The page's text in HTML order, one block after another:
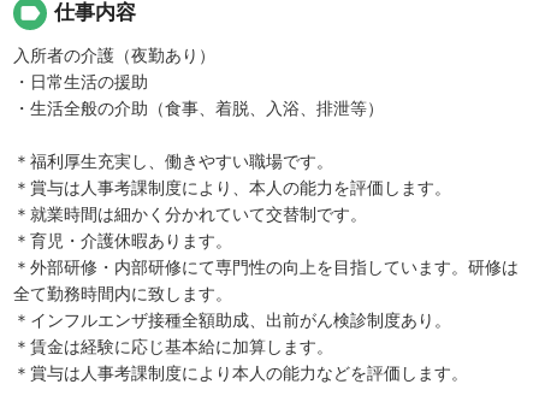
label 仕事内容
入所者の介護（夜勤あり）
・日常生活の援助
・生活全般の介助（食事、着脱、入浴、排泄等）
＊福利厚生充実し、働きやすい職場です。
＊賞与は人事考課制度により、本人の能力を評価します。
＊就業時間は細かく分かれていて交替制です。
＊育児・介護休暇あります。
＊外部研修・内部研修にて専門性の向上を目指しています。研修は
全て勤務時間内に致します。
＊インフルエンザ接種全額助成、出前がん検診制度あり。
＊賃金は経験に応じ基本給に加算します。
＊賞与は人事考課制度により本人の能力などを評価します。